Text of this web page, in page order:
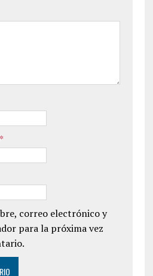
correo electrónico y
para la próxima vez